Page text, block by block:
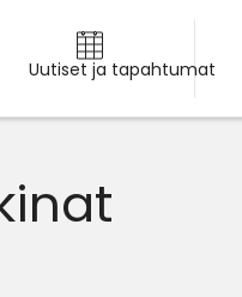
Uutiset ja tapahtumat